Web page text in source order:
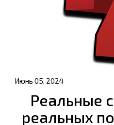
Июнь 05, 2024
Реальные
реальных